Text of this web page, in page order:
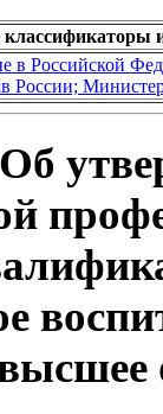
в Российской
России;